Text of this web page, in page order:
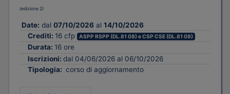
(edizione 2)
Date: dal 07/10/2026 al 14/10/2026
Crediti: 16 cfp ASPP RSPP (DL.81 08) e CSP CSE (DL.81 08)
Durata: 16 ore
Iscrizioni: dal 04/06/2026 al 06/10/2026
Tipologia: corso di aggiornamento